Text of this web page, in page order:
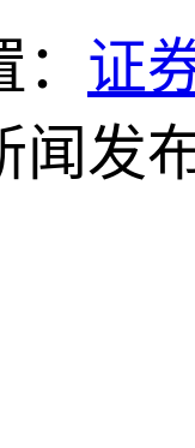
证
闻发